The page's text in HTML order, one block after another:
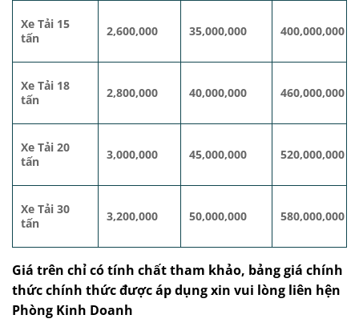
Xe Tải 15
tấn
2,600,000 35,000,000 400,000,000
Xe Tải 18
tấn
2,800,000 40,000,000 460,000,000
Xe Tải 20
tấn
3,000,000 45,000,000 520,000,000
Xe Tải 30
tấn
3,200,000 50,000,000 580,000,000
Giá trên chỉ có tính chất tham khảo, bảng giá chính
thức chính thức được áp dụng xin vui lòng liên hện
Phòng Kinh Doanh